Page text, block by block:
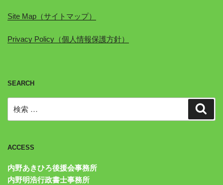
Site Map（サイトマップ）
Privacy Policy（個人情報保護方針）
SEARCH
索:
ACCESS
内野あきひろ後援会事務所
内野明浩行政書士事務所